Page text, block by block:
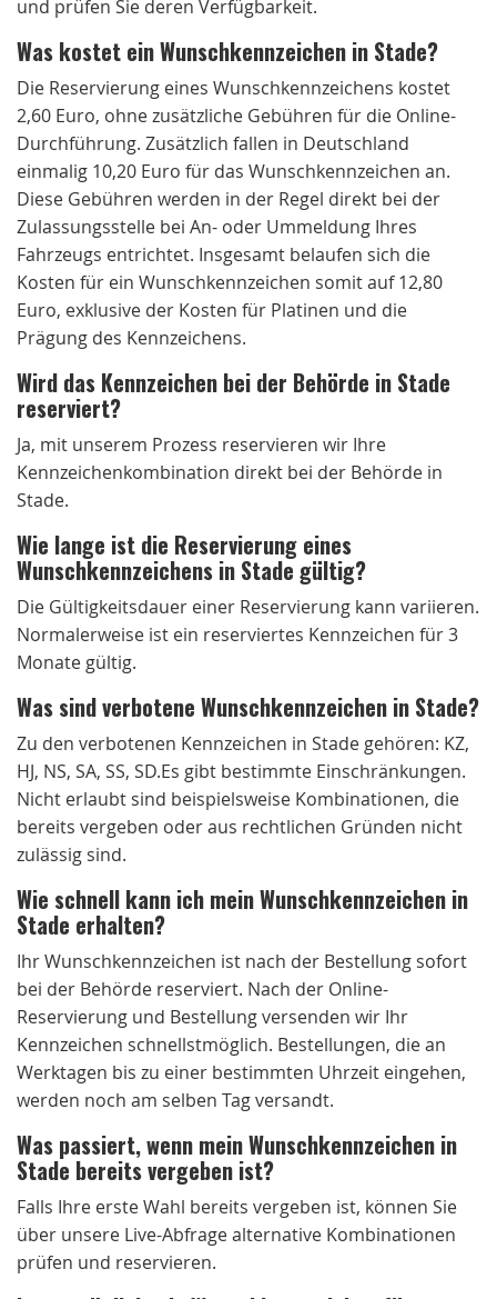
und prüfen Sie deren Verfügbarkeit.
Was kostet ein Wunschkennzeichen in Stade?
Die Reservierung eines Wunschkennzeichens kostet
2,60 Euro, ohne zusätzliche Gebühren für die Online-
Durchführung. Zusätzlich fallen in Deutschland
einmalig 10,20 Euro für das Wunschkennzeichen an.
Diese Gebühren werden in der Regel direkt bei der
Zulassungsstelle bei An- oder Ummeldung Ihres
Fahrzeugs entrichtet. Insgesamt belaufen sich die
Kosten für ein Wunschkennzeichen somit auf 12,80
Euro, exklusive der Kosten für Platinen und die
Prägung des Kennzeichens.
Wird das Kennzeichen bei der Behörde in Stade
reserviert?
Ja, mit unserem Prozess reservieren wir Ihre
Kennzeichenkombination direkt bei der Behörde in
Stade.
Wie lange ist die Reservierung eines
Wunschkennzeichens in Stade gültig?
Die Gültigkeitsdauer einer Reservierung kann variieren.
Normalerweise ist ein reserviertes Kennzeichen für 3
Monate gültig.
Was sind verbotene Wunschkennzeichen in Stade?
Zu den verbotenen Kennzeichen in Stade gehören: KZ,
HJ, NS, SA, SS, SD.Es gibt bestimmte Einschränkungen.
Nicht erlaubt sind beispielsweise Kombinationen, die
bereits vergeben oder aus rechtlichen Gründen nicht
zulässig sind.
Wie schnell kann ich mein Wunschkennzeichen in
Stade erhalten?
Ihr Wunschkennzeichen ist nach der Bestellung sofort
bei der Behörde reserviert. Nach der Online-
Reservierung und Bestellung versenden wir Ihr
Kennzeichen schnellstmöglich. Bestellungen, die an
Werktagen bis zu einer bestimmten Uhrzeit eingehen,
werden noch am selben Tag versandt.
Was passiert, wenn mein Wunschkennzeichen in
Stade bereits vergeben ist?
Falls Ihre erste Wahl bereits vergeben ist, können Sie
über unsere Live-Abfrage alternative Kombinationen
prüfen und reservieren.